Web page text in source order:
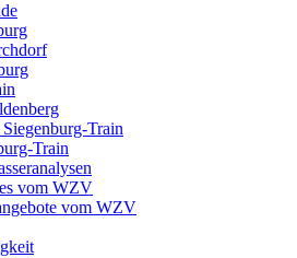
Train
Train
vom WZV
vom WZV